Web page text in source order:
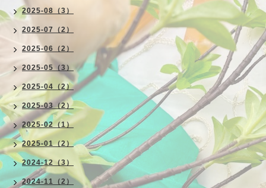
2025-08（3）
2025-07（2）
2025-06（2）
2025-05（3）
2025-04（2）
2025-03（2）
2025-02（1）
2025-01（2）
2024-12（3）
2024-11（2）